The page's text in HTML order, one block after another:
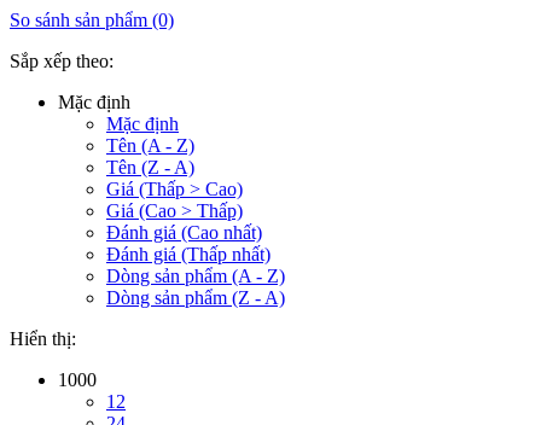
So sánh sản phẩm (0)
Sắp xếp theo:
Mặc định
Mặc định
Tên (A - Z)
Tên (Z - A)
Giá (Thấp > Cao)
Giá (Cao > Thấp)
Đánh giá (Cao nhất)
Đánh giá (Thấp nhất)
Dòng sản phẩm (A - Z)
Dòng sản phẩm (Z - A)
Hiển thị:
1000
12